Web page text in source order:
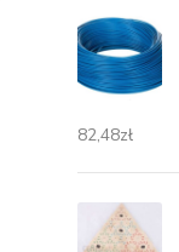
82,48zł